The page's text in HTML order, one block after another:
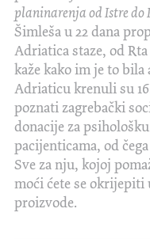
planinarenja od Istre do
Šimleša u 22 dana
Adriatica staze, od
kaže kako im je to
Adriaticu krenuli su
poznati zagrebački
donacije za
pacijenticama, od
Sve za nju, kojoj
moći ćete se okrijepiti
proizvode.